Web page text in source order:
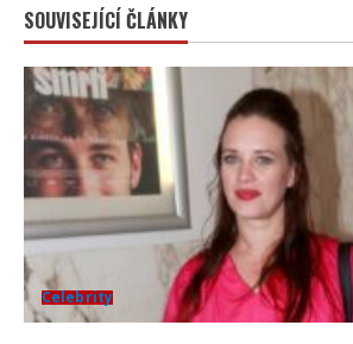
SOUVISEJÍCÍ ČLÁNKY
Celebrity